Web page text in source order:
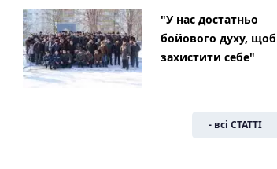
"У нас достатньо
бойового духу, щоб
захистити себе"
- всі СТАТТІ